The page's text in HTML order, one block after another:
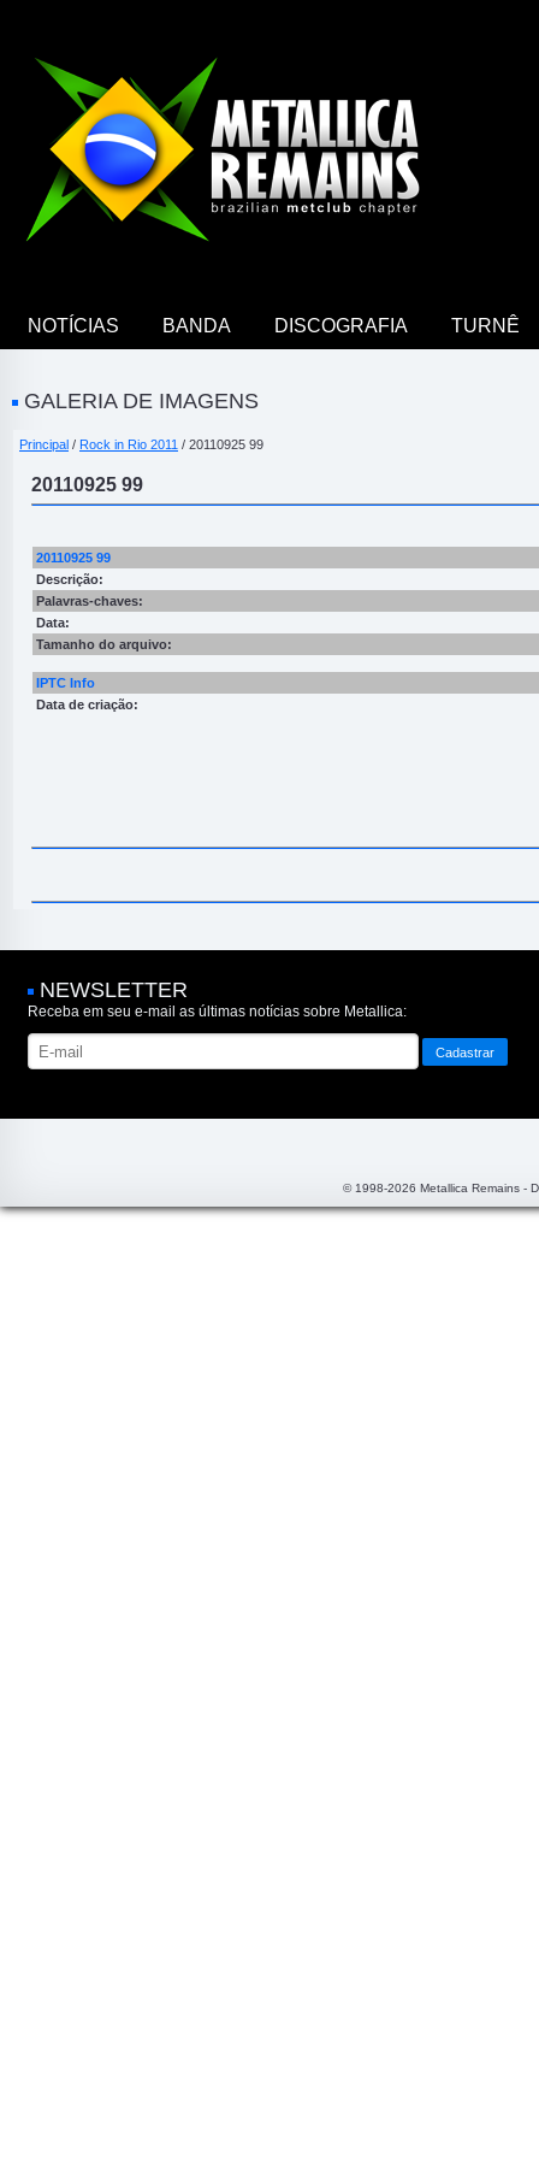
NOTÍCIAS BANDA DISCOGRAFIA TURNÊ
GALERIA DE IMAGENS
Principal / Rock in Rio 2011 / 20110925 99
20110925 99
20110925 99
Descrição:
Palavras-chaves:
Data:
Tamanho do arquivo:
IPTC Info
Data de criação:
NEWSLETTER
Receba em seu e-mail as últimas notícias sobre Metallica:
© 1998-2026 Metallica Remains -